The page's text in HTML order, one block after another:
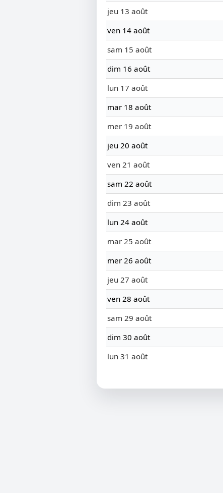
jeu 13 août
ven 14 août
sam 15 août
dim 16 août
lun 17 août
mar 18 août
mer 19 août
jeu 20 août
ven 21 août
sam 22 août
dim 23 août
lun 24 août
mar 25 août
mer 26 août
jeu 27 août
ven 28 août
sam 29 août
dim 30 août
lun 31 août